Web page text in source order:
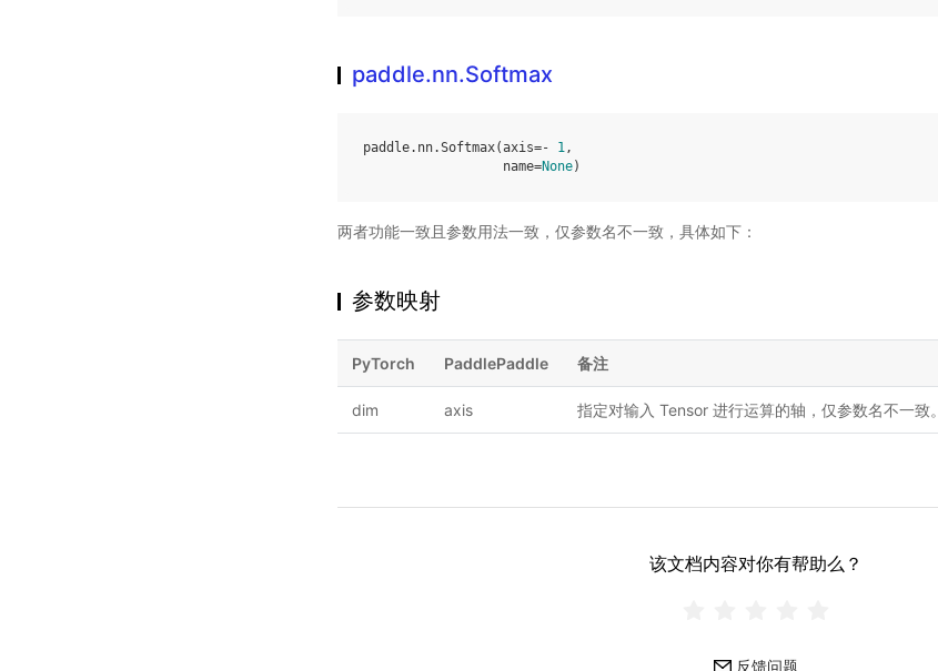
paddle.nn.Softmax
paddle. nn.Softmax(axis=- 1,
name=None)
两者功能一致且参数用法一致，仅参数名不一致，具体如下：
参数映射
PyTorch PaddlePaddle 备注
dim axis 指定对输入 Tensor 进行运算的轴，仅参数名不一致。
该文档内容对你有帮助么？
反馈问题